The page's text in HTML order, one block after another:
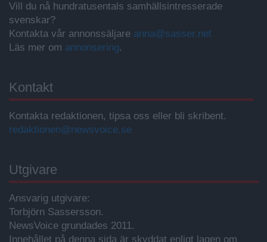
Vill du nå hundratusentals samhällsintresserade
svenskar?
Kontakta vår annonssäljare anna@sasser.net
Läs mer om annonsering.
Kontakt
Kontakta redaktionen, tipsa oss eller bli skribent.
redaktionen@newsvoice.se
Utgivare
Ansvarig utgivare:
Torbjörn Sassersson.
NewsVoice grundades 2011.
Innehållet på denna sida är skyddat enligt lagen om